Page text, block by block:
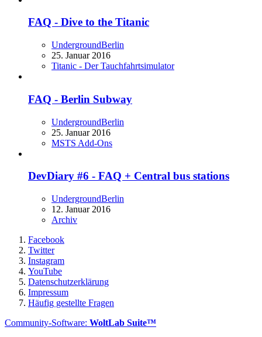
FAQ - Dive to the Titanic
UndergroundBerlin
25. Januar 2016
Titanic - Der Tauchfahrtsimulator
FAQ - Berlin Subway
UndergroundBerlin
25. Januar 2016
MSTS Add-Ons
DevDiary #6 - FAQ + Central bus stations
UndergroundBerlin
12. Januar 2016
Archiv
Facebook
Twitter
Instagram
YouTube
Datenschutzerklärung
Impressum
Häufig gestellte Fragen
Community-Software: WoltLab Suite™